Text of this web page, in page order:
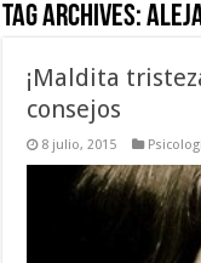
Tag Archives:
¡Maldita
consejos
8 julio, 2015